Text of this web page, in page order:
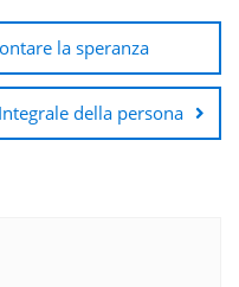
la speranza
della persona